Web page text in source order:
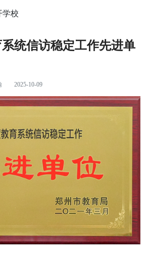
学校
系统信访稳定工作先进单
2025-10-09